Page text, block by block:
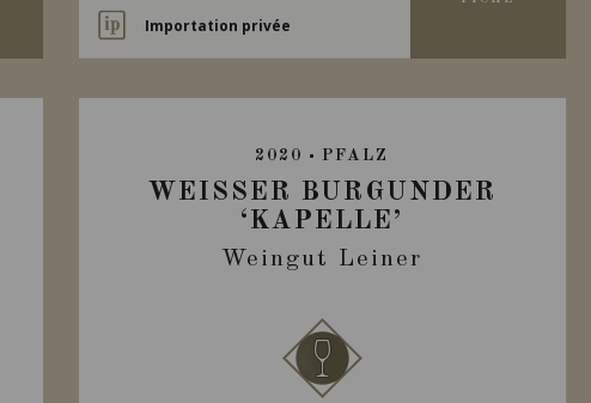
Importation privée
2020 PFALZ
WEISSER BURGUNDER ‘
KAPELLE’
Weingut Leiner